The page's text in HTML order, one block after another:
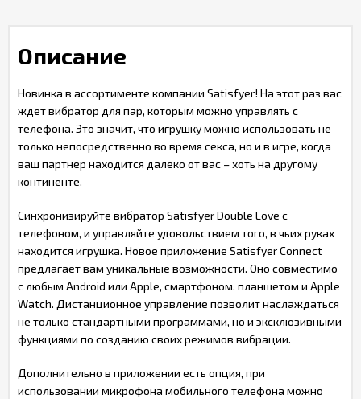
Описание
Новинка в ассортименте компании Satisfyer! На этот раз вас
ждет вибратор для пар, которым можно управлять с
телефона. Это значит, что игрушку можно использовать не
только непосредственно во время секса, но и в игре, когда
ваш партнер находится далеко от вас – хоть на другому
континенте.
Синхронизируйте вибратор Satisfyer Double Love с
телефоном, и управляйте удовольствием того, в чьих руках
находится игрушка. Новое приложение Satisfyer Connect
предлагает вам уникальные возможности. Оно совместимо
с любым Android или Apple, смартфоном, планшетом и Apple
Watch. Дистанционное управление позволит наслаждаться
не только стандартными программами, но и эксклюзивными
функциями по созданию своих режимов вибрации.
Дополнительно в приложении есть опция, при
использовании микрофона мобильного телефона можно